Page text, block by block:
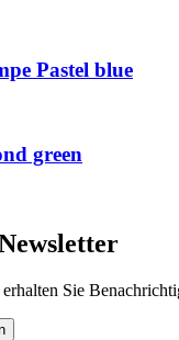
Pastel blue
green
Sie